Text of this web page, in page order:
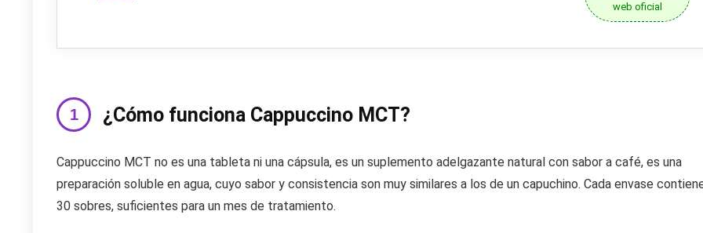
web oficial
¿Cómo funciona Cappuccino MCT?
Cappuccino MCT no es una tableta ni una cápsula, es un suplemento adelgazante natural con sabor a café, es una
preparación soluble en agua, cuyo sabor y consistencia son muy similares a los de un capuchino. Cada envase
30 sobres, suficientes para un mes de tratamiento.